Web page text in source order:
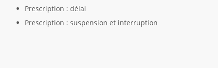
Prescription : délai
Prescription : suspension et interruption